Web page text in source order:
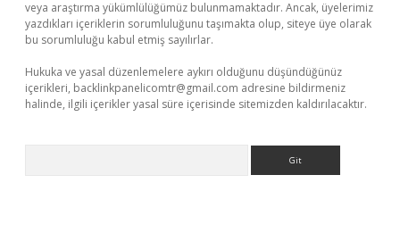
veya araştırma yükümlülüğümüz bulunmamaktadır. Ancak, üyelerimiz
yazdıkları içeriklerin sorumluluğunu taşımakta olup, siteye üye olarak
bu sorumluluğu kabul etmiş sayılırlar.
Hukuka ve yasal düzenlemelere aykırı olduğunu düşündüğünüz
içerikleri, backlinkpanelicomtr@gmail.com adresine bildirmeniz
halinde, ilgili içerikler yasal süre içerisinde sitemizden kaldırılacaktır.